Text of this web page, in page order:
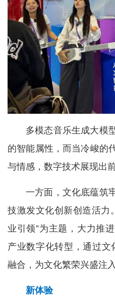
多模态音乐生成大模
的智能属性，而当冷峻的
与情感，数字技术展现出
一方面，文化底蕴筑
技激发文化创新创造活力
业引领”为主题，大力推
产业数字化转型，通过文
融合，为文化繁荣兴盛注入
新体验